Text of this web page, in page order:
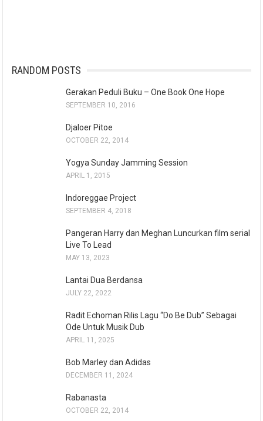
RANDOM POSTS
Gerakan Peduli Buku – One Book One Hope
SEPTEMBER 10, 2016
Djaloer Pitoe
OCTOBER 22, 2014
Yogya Sunday Jamming Session
APRIL 1, 2015
Indoreggae Project
SEPTEMBER 4, 2018
Pangeran Harry dan Meghan Luncurkan film serial
Live To Lead
MAY 13, 2023
Lantai Dua Berdansa
JULY 22, 2022
Radit Echoman Rilis Lagu “Do Be Dub” Sebagai
Ode Untuk Musik Dub
APRIL 11, 2025
Bob Marley dan Adidas
DECEMBER 11, 2024
Rabanasta
OCTOBER 22, 2014